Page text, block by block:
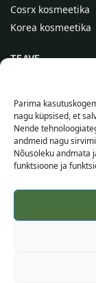
Parima
nagu küpsised, et
Nende
andmeid nagu
Nõusoleku andmata
funktsioone ja
Cosrx kosmeetika
Korea kosmeetika
TEAVE
Kontaktid
Abi
TEAVE OSTJALE
Tarnetingimused
Tingimused
Veebikaart